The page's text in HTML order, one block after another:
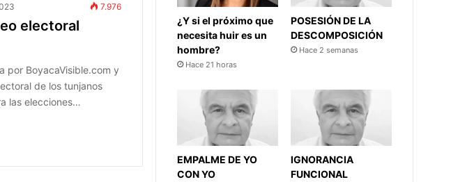
7.976
electoral
por BoyacaVisible.com y
de los tunjanos
las elecciones…
¿Y si el próximo que
necesita huir es un
hombre?
Hace 21 horas
POSESIÓN DE LA
DESCOMPOSICIÓN
Hace 2 semanas
EMPALME DE YO
CON YO
IGNORANCIA
FUNCIONAL